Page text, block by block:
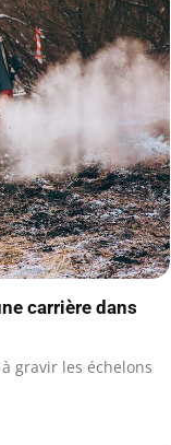
carrière dans
gravir les échelons